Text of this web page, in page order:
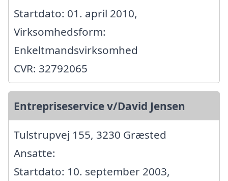
Startdato: 01. april 2010,
Virksomhedsform:
Enkeltmandsvirksomhed
CVR: 32792065
Entrepriseservice v/David Jensen
Tulstrupvej 155, 3230 Græsted
Ansatte:
Startdato: 10. september 2003,